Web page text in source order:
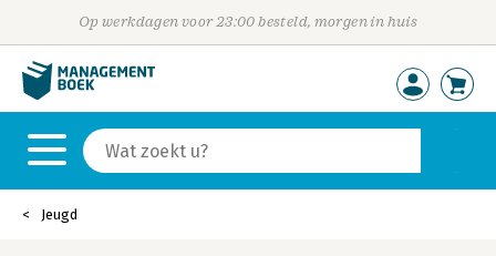
Op werkdagen voor 23:00 besteld, morgen in huis
Jeugd